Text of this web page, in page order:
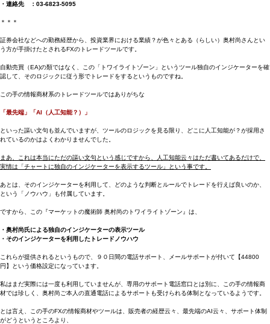
・連絡先 ：03-6823-5095
＊＊＊
証券会社などへの勤務経歴から、投資業界における業績？が色々とある（らしい）奥村尚さんとい
う方が手掛けたとされるFXのトレードツールです。
自動売買（EA)の類ではなく、この「トワイライトゾーン」というツール独自のインジケーターを確
認して、そのロジックに従う形でトレードをするというものですね。
この手の情報商材系のトレードツールではありがちな
「最先端」「AI（人工知能？）」
といった謳い文句も並んでいますが、ツールのロジックを見る限り、どこに人工知能が？が採用さ
れているのかはよくわかりませんでした。
まあ、これは本当にただの謳い文句という感じですから、人工知能云々はただ書いてあるだけで、
実情は「チャートに独自のインジケーターを表示するツール」という事です。
あとは、そのインジケーターを利用して、どのような判断とルールでトレードを行えば良いのか、
という「ノウハウ」も付属しています。
ですから、この『マーケットの魔術師 奥村尚のトワイライトゾーン』は、
・奥村尚氏による独自のインジケーターの表示ツール
・そのインジケーターを利用したトレードノウハウ
これらが提供されるというもので、９０日間の電話サポート、メールサポートが付いて【44800
円】という価格設定になっています。
私はまだ実際には一度も利用していませんが、専用のサポート電話窓口とは別に、この手の情報商
材では珍しく、奥村尚ご本人の直通電話によるサポートも受けられる体制となっているようです。
とは言え、この手のFXの情報商材やツールは、販売者の経歴云々、最先端のAI云々、サポート体制
がどうというところより、